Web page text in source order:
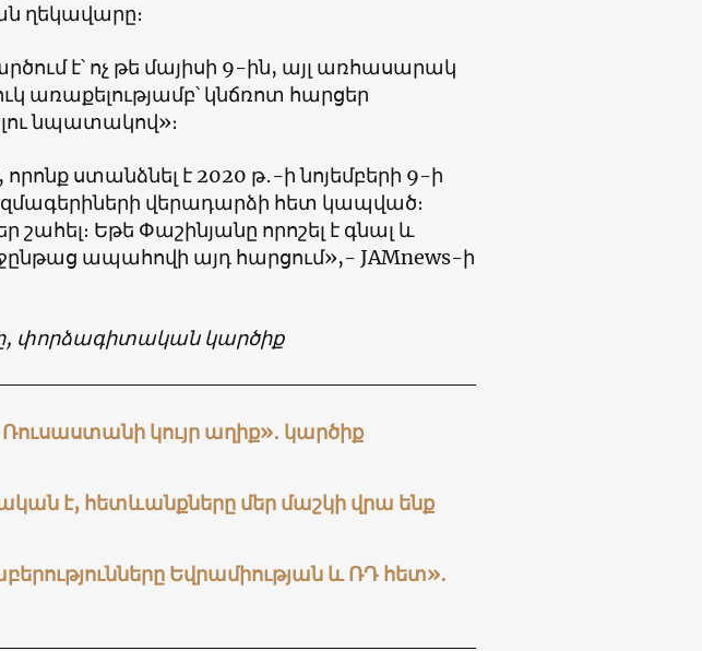
ղեկավարը։
է՝ ոչ թե մայիսի 9-ին, այլ առհասարակ
առաքելությամբ՝ կնճռոտ հարցեր
նպատակով»։
ստանձնել է 2020 թ․-ի նոյեմբերի 9-ի
վերադարձի հետ կապված։
Եթե Փաշինյանը որոշել է գնալ և
ապահովի այդ հարցում»,- JAMnews-ի
փորձագիտական կարծիք
կույր աղիք»․ կարծիք
է, հետևանքները մեր մաշկի վրա ենք
Եվրամիության և ՌԴ հետ»․